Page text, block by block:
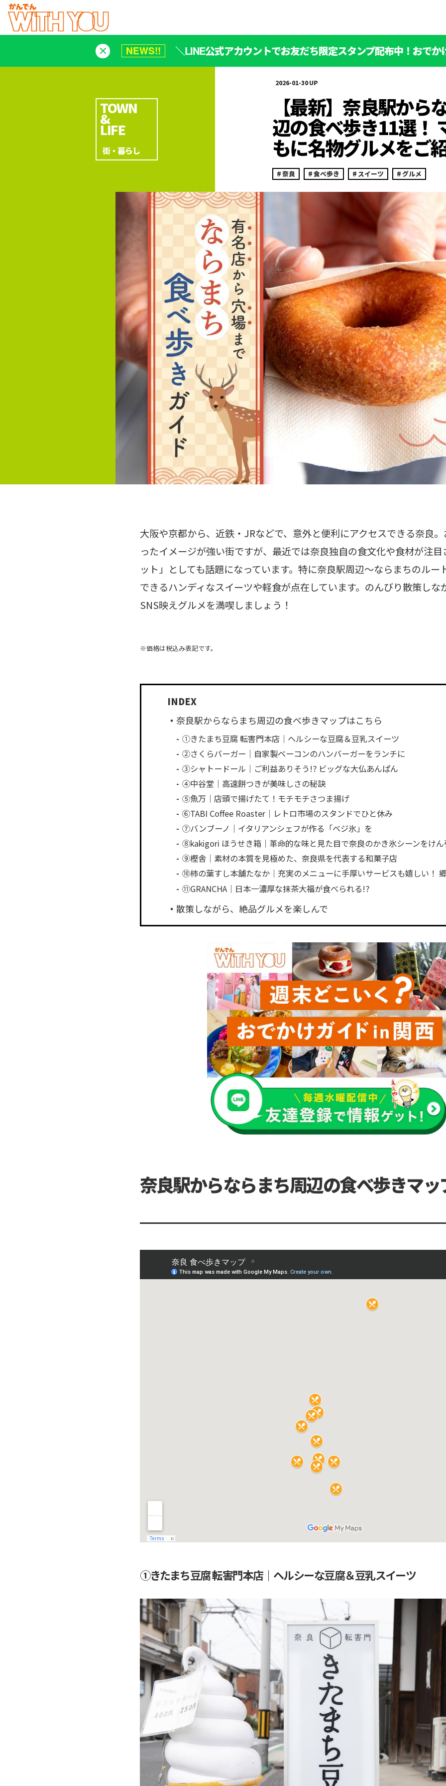
NEWS!! ＼LINE公式アカウントでお友だち限定スタンプ配布中！おで
2026-01-30
【最新】奈良駅から
辺の食べ歩き11選！
もに名物グルメをご
奈良 食べ歩き スイーツ グルメ
大阪や京都から、近鉄・JRなどで、意外と便利にアクセスできる奈良
ったイメージが強い街ですが、最近では奈良独自の食文化や食材が注
ット」としても話題になっています。特に奈良駅周辺～ならまちのルー
できるハンディなスイーツや軽食が点在しています。のんびり散策しな
SNS映えグルメを満喫しましょう！
※価格は税込み表記です。
奈良駅からならまち周辺の食べ歩きマップはこちら
①きたまち豆腐 転害門本店｜ヘルシーな豆腐＆豆乳スイーツ
②さくらバーガー｜自家製ベーコンのハンバーガーをランチに
③シャトードール｜ご利益ありそう!? ビッグな大仏あんぱん
④中谷堂｜高速餅つきが美味しさの秘訣
⑤魚万｜店頭で揚げたて！モチモチさつま揚げ
⑥TABI Coffee Roaster｜レトロ市場のスタンドでひと休み
⑦バンブーノ｜イタリアンシェフが作る「ベジ氷」を
⑧kakigori ほうせき箱｜革命的な味と見た目で奈良のかき氷シーンをけん
⑨樫舎｜素材の本質を見極めた、奈良県を代表する和菓子店
⑩柿の葉すし本舗たなか｜充実のメニューに手厚いサービスも嬉しい！
⑪GRANCHA｜日本一濃厚な抹茶大福が食べられる!?
散策しながら、絶品グルメを楽しんで
奈良駅からならまち周辺の食べ歩きマッ
①きたまち豆腐 転害門本店｜ヘルシーな豆腐＆豆乳スイーツ